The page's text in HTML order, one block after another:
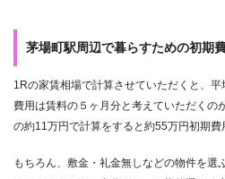
茅場町駅周辺で暮らすための初期
1Rの家賃相場で計算させていただくと、
費用は賃料の５ヶ月分と考えていただくの
の約11万円で計算をすると約55万円初期費
もちろん、敷金・礼金無しなどの物件を選